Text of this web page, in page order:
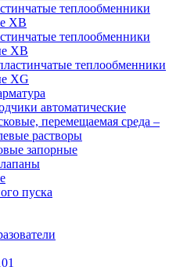
теплообменники
XB
теплообменники
ХВ
теплообменники
ХG
автоматические
перемещаемая среда –
растворы
запорные
пуска